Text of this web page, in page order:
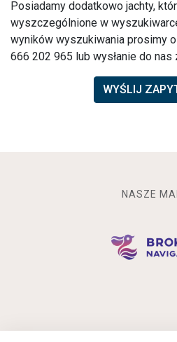
Posiadamy dodatkowo jachty,
wyszczególnione w
wyników wyszukiwania prosimy
666 202 965 lub wysłanie do nas
WYŚLIJ
NASZE